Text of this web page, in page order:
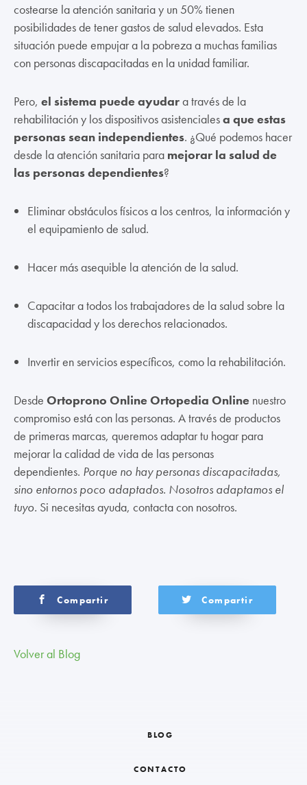
costearse la atención sanitaria y un 50% tienen
posibilidades de tener gastos de salud elevados. Esta
situación puede empujar a la pobreza a muchas familias
con personas discapacitadas en la unidad familiar.
Pero, el sistema puede ayudara través de la
rehabilitación y los dispositivos asistencialesa que estas
personas sean independientes. ¿Qué podemos hacer
desde la atención sanitaria para mejorar la salud de
las personas dependientes?
Eliminar obstáculos físicos a los centros, la información y
el equipamiento de salud.
Hacer más asequible la atención de la salud.
Capacitar a todos los trabajadores de la salud sobre la
discapacidad y los derechos relacionados.
Invertir en servicios específicos, como la rehabilitación.
Desde Ortoprono Online Ortopedia Online nuestro
compromiso está con las personas. A través de productos
de primeras marcas, queremos adaptar tu hogar para
mejorar la calidad de vida de las personas
dependientes. Porque no hay personas discapacitadas,
sino entornos poco adaptados. Nosotros adaptamos el
tuyo. Si necesitas ayuda, contacta con nosotros.
Compartir Compartir
Volver al Blog
BLOG
CONTACTO